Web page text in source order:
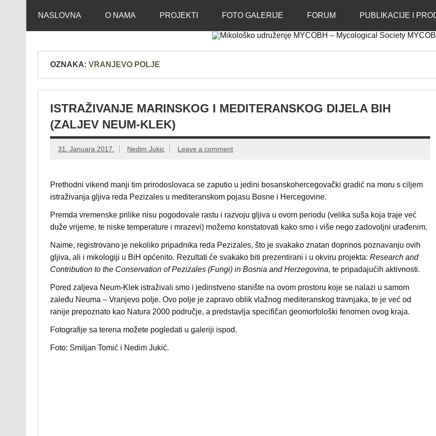
Mikološko udruženje MYCOBH –
NASLOVNA
O NAMA PROJEKTI FOTO GALERIJE FORUM PUBLIKACIJE I
OZNAKA: VRANJEVO POLJE
ISTRAŽIVANJE MARINSKOG I MEDITERANSKOG DIJELA BIH
(ZALJEV NEUM-KLEK)
31. Januara 2017. Nedim Jukic Leave a comment
Prethodni vikend manji tim prirodoslovaca se zaputio u jedini bosanskohercegovački gradić na moru s ciljem
istraživanja gljiva reda Pezizales u mediteranskom pojasu Bosne i Hercegovine.
Premda vremenske prilike nisu pogodovale rastu i razvoju gljiva u ovom periodu (velika suša koja traje već
duže vrijeme, te niske temperature i mrazevi) možemo konstatovati kako smo i više nego zadovoljni urađenim.
Naime, registrovano je nekoliko pripadnika reda Pezizales, što je svakako znatan doprinos poznavanju ovih
gljiva, ali i mikologiji u BiH općenito. Rezultati će svakako biti prezentirani i u okviru projekta: Research and
Contribution to the Conservation of Pezizales (Fungi) in Bosnia and Herzegovina, te pripadajućih aktivnosti.
Pored zaljeva Neum-Klek istraživali smo i jedinstveno stanište na ovom prostoru koje se nalazi u samom
zaleđu Neuma – Vranjevo polje. Ovo polje je zapravo oblik vlažnog mediteranskog travnjaka, te je već od
ranije prepoznato kao Natura 2000 područje, a predstavlja specifičan geomorfološki fenomen ovog kraja.
Fotografije sa terena možete pogledati u galeriji ispod.
Foto: Smiljan Tomić i Nedim Jukić.